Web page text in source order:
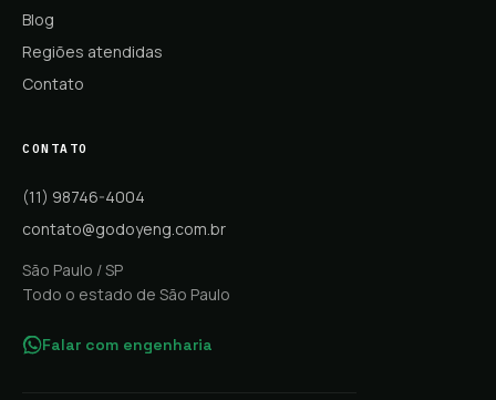
Blog
Regiões atendidas
Contato
CONTATO
(11) 98746-4004
contato@godoyeng.com.br
São Paulo / SP
Todo o estado de São Paulo
Falar com engenharia